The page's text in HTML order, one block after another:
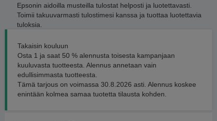
Epsonin aidoilla musteilla tulostat helposti ja luotettavasti.
Toimii takuuvarmasti tulostimesi kanssa ja tuottaa luotettavia
tuloksia.
Takaisin kouluun
Osta 1 ja saat 50 % alennusta toisesta kampanjaan
kuuluvasta tuotteesta. Alennus annetaan vain
edullisimmasta tuotteesta.
Tämä tarjous on voimassa 30.8.2026 asti. Alennus koskee
enintään kolmea samaa tuotetta tilausta kohden.